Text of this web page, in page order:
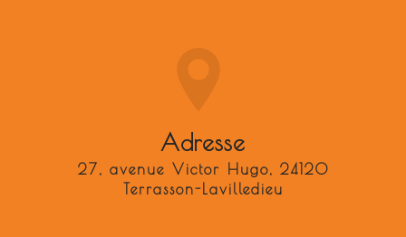
Adresse
27, avenue Victor Hugo, 24120
Terrasson-Lavilledieu